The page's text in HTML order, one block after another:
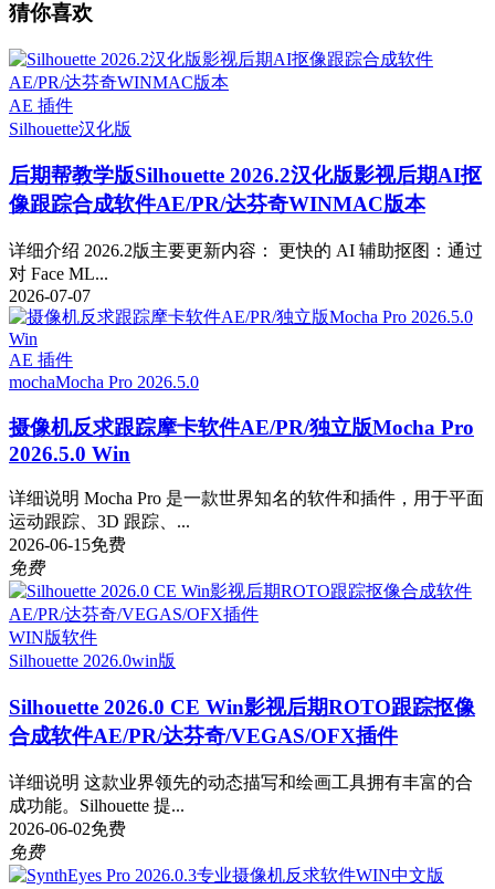
猜你喜欢
AE 插件
Silhouette汉化版
后期帮教学版Silhouette 2026.2汉化版影视后期AI抠
像跟踪合成软件AE/PR/达芬奇WINMAC版本
详细介绍 2026.2版主要更新内容： 更快的 AI 辅助抠图：通过
对 Face ML...
2026-07-07
AE 插件
mochaMocha Pro 2026.5.0
摄像机反求跟踪摩卡软件AE/PR/独立版Mocha Pro
2026.5.0 Win
详细说明 Mocha Pro 是一款世界知名的软件和插件，用于平面
运动跟踪、3D 跟踪、...
2026-06-15免费
免费
WIN版软件
Silhouette 2026.0win版
Silhouette 2026.0 CE Win影视后期ROTO跟踪抠像
合成软件AE/PR/达芬奇/VEGAS/OFX插件
详细说明 这款业界领先的动态描写和绘画工具拥有丰富的合
成功能。Silhouette 提...
2026-06-02免费
免费